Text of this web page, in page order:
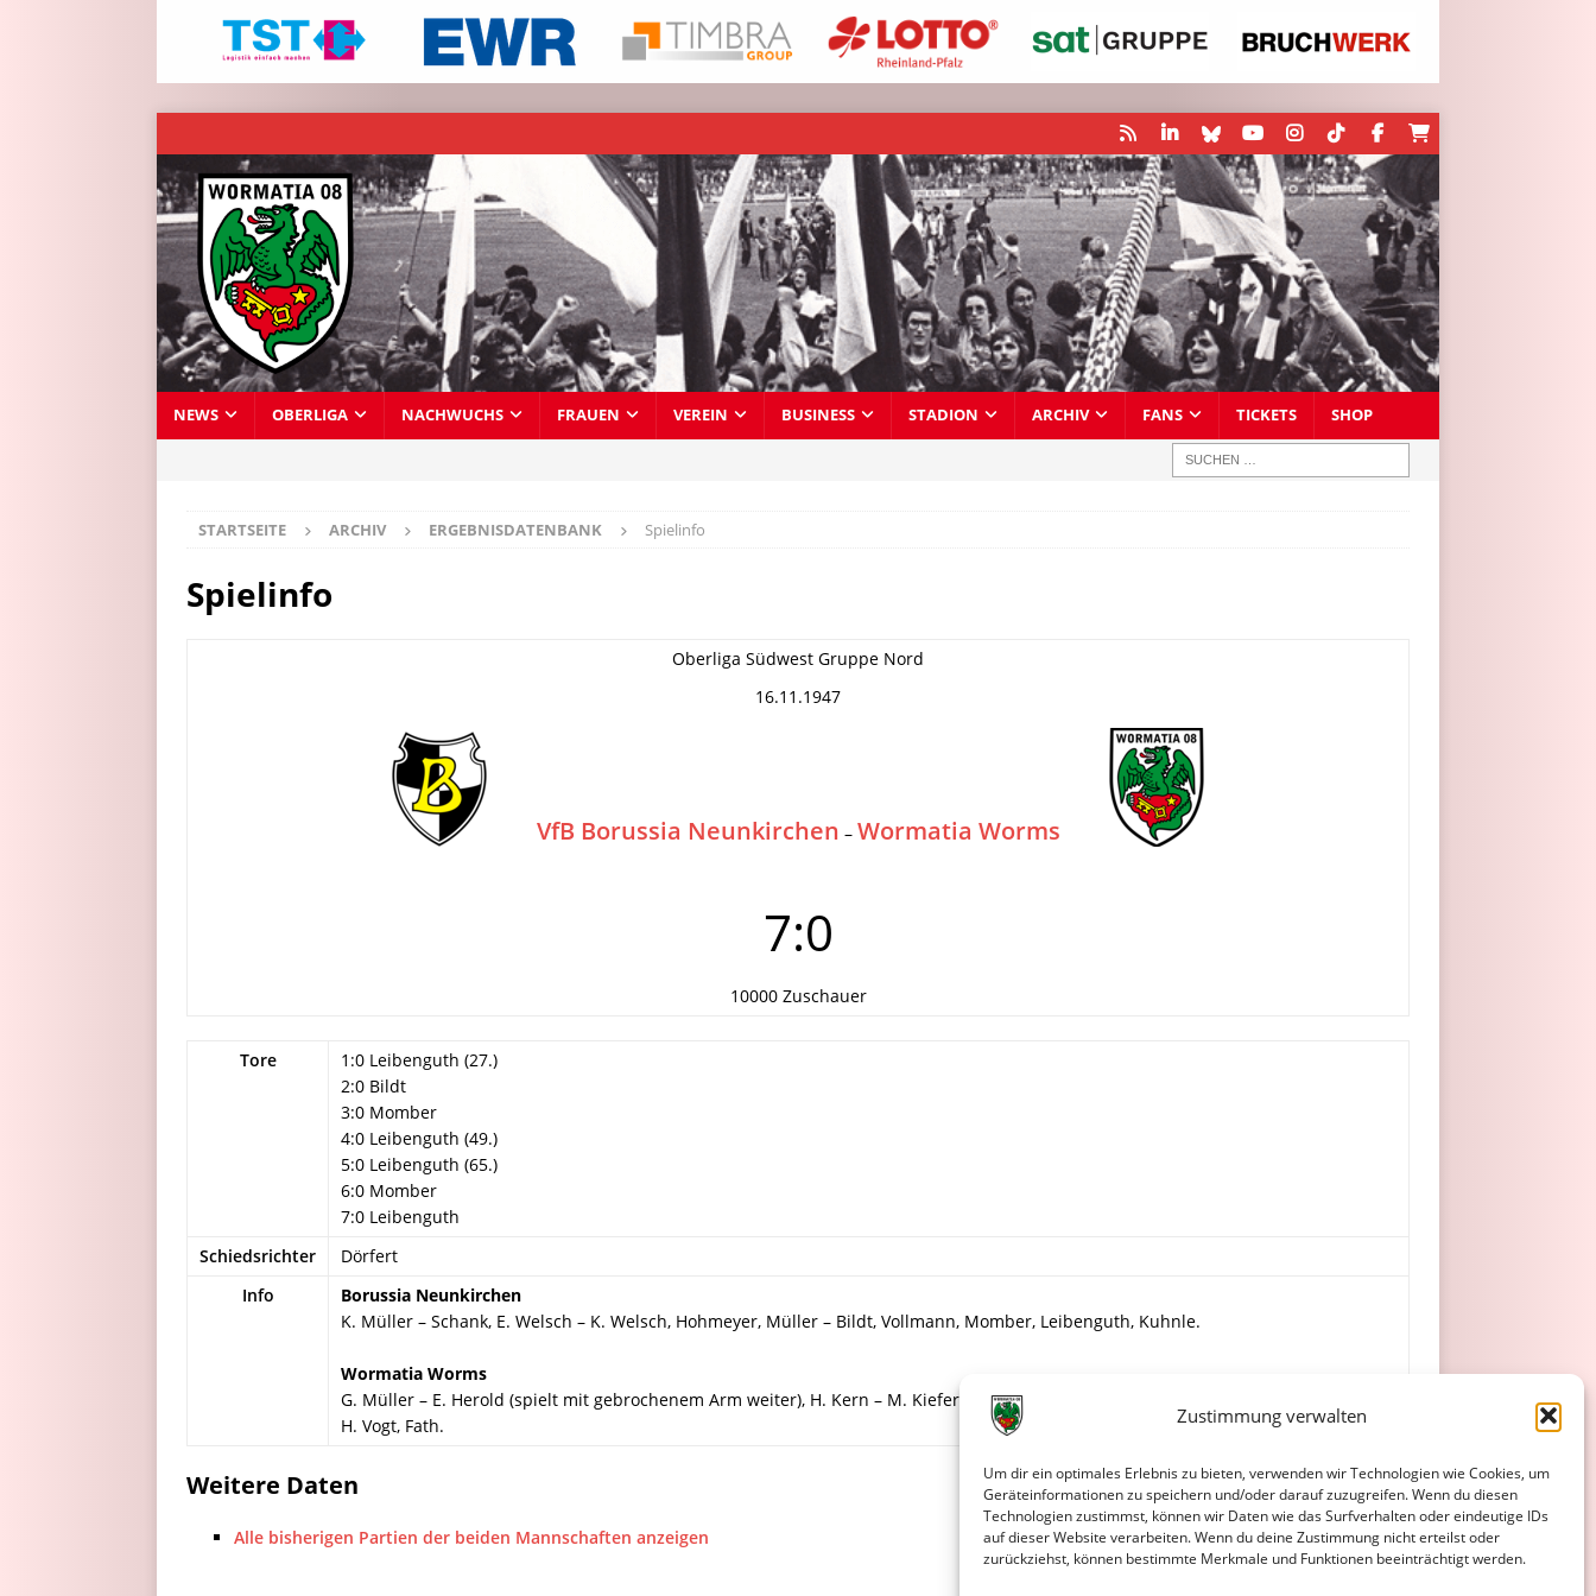
Zustimmung verwalten
Um dir ein optimales Erlebnis zu bieten, verwenden wir Technologien wie Cookies, um
Geräteinformationen zu speichern und/oder darauf zuzugreifen. Wenn du diesen
Technologien zustimmst, können wir Daten wie das Surfverhalten oder eindeutige IDs
auf dieser Website verarbeiten. Wenn du deine Zustimmung nicht erteilst oder
zurückziehst, können bestimmte Merkmale und Funktionen beeinträchtigt werden.
NEWS OBERLIGA NACHWUCHS FRAUEN VEREIN BUSINESS STADION ARCHIV FANS TICKETS SHOP
STARTSEITE ARCHIV ERGEBNISDATENBANK Spielinfo
Spielinfo
Oberliga Südwest Gruppe Nord
16.11.1947
VfB Borussia Neunkirchen – Wormatia Worms
7:0
10000 Zuschauer
Tore
1:0 Leibenguth (27.)
2:0 Bildt
3:0 Momber
4:0 Leibenguth (49.)
5:0 Leibenguth (65.)
6:0 Momber
7:0 Leibenguth
Schiedsrichter
Dörfert
Info
Borussia Neunkirchen
K. Müller – Schank, E. Welsch – K. Welsch, Hohmeyer, Müller – Bildt, Vollmann, Momber, Leibenguth, Kuhnle.
Wormatia Worms
G. Müller – E. Herold (spielt mit gebrochenem Arm weiter), H. Kern – M. Kiefer, Selbert, L. Sattler – E. Vogt, Hammer, Blankenberger,
H. Vogt, Fath.
Weitere Daten
Alle bisherigen Partien der beiden Mannschaften anzeigen